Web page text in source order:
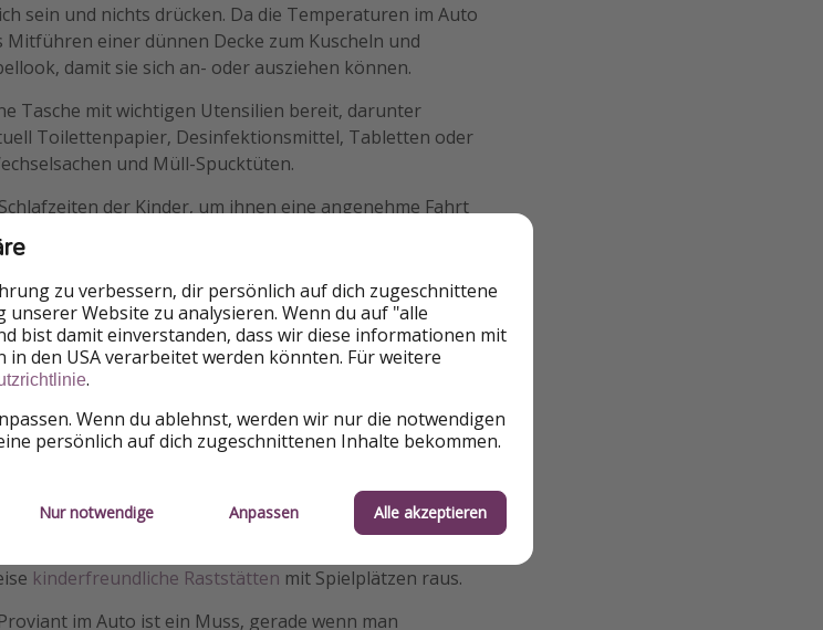
sein und nichts drücken. Da die Temperaturen im Auto
einer dünnen Decke zum Kuscheln und
damit sie sich an- oder ausziehen können.
Tasche mit wichtigen Utensilien bereit, darunter
Toilettenpapier, Desinfektionsmittel, Tabletten oder
und Müll-Spucktüten.
der Kinder, um ihnen eine angenehme Fahrt
gewohnten Schlafzeiten der Kinder zu fahren, sei es
Schafft eine vertraute Umgebung mit Decken,
Licht- und Geräuschverhältnisse im Auto, um den
nicht fehlen und damit die Stimmung nicht kippt
kinderfreundliche Raststätten mit Spielplätzen raus.
im Auto ist ein Muss, gerade wenn man
zu verbessern, dir persönlich auf dich zugeschnittene
Website zu analysieren. Wenn du auf "alle
bist damit einverstanden, dass wir diese informationen mit
den USA verarbeitet werden könnten. Für weitere
.
Wenn du ablehnst, werden wir nur die notwendigen
persönlich auf dich zugeschnittenen Inhalte bekommen.
Nur notwendige Anpassen Alle akzeptieren